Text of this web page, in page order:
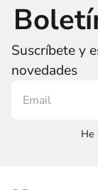
Suscríbete y
novedades
He